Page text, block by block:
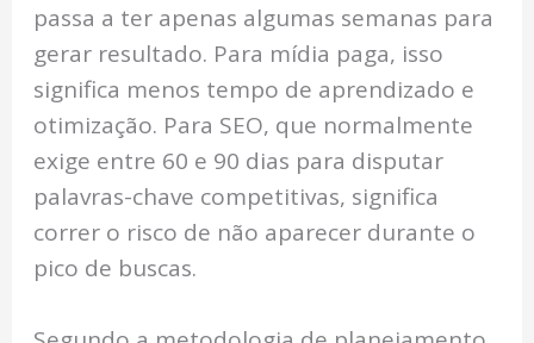
passa a ter apenas algumas semanas para
gerar resultado. Para mídia paga, isso
significa menos tempo de aprendizado e
otimização. Para SEO, que normalmente
exige entre 60 e 90 dias para disputar
palavras-chave competitivas, significa
correr o risco de não aparecer durante o
pico de buscas.